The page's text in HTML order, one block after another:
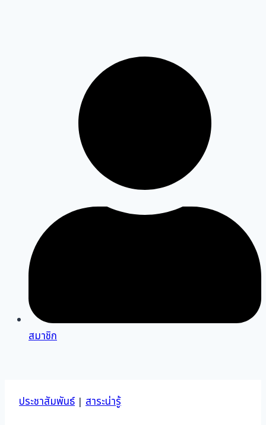
สมาชิก
ประชาสัมพันธ์| สาระน่ารู้